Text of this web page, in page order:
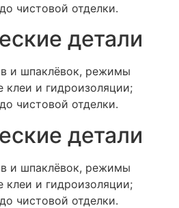
чистовой отделки.
детали
и шпаклёвок, режимы
клеи и гидроизоляции;
чистовой отделки.
детали
и шпаклёвок, режимы
клеи и гидроизоляции;
чистовой отделки.